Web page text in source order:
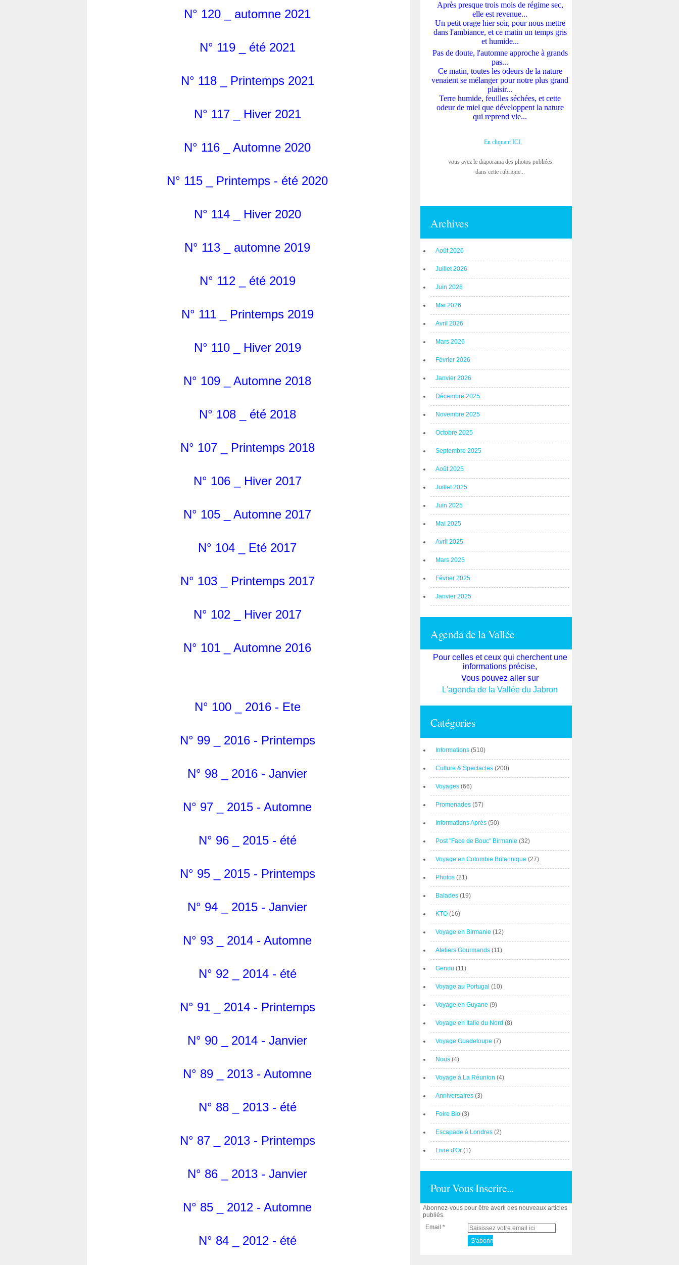
N° 120 _ automne 2021
N° 119 _ été 2021
N° 118 _ Printemps 2021
N° 117 _ Hiver 2021
N° 116 _ Automne 2020
N° 115 _ Printemps - été 2020
N° 114 _ Hiver 2020
N° 113 _ automne 2019
N° 112 _ été 2019
N° 111 _ Printemps 2019
N° 110 _ Hiver 2019
N° 109 _ Automne 2018
N° 108 _ été 2018
N° 107 _ Printemps 2018
N° 106 _ Hiver 2017
N° 105 _ Automne 2017
N° 104 _ Eté 2017
N° 103 _ Printemps 2017
N° 102 _ Hiver 2017
N° 101 _ Automne 2016
N° 100 _ 2016 - Ete
N° 99 _ 2016 - Printemps
N° 98 _ 2016 - Janvier
N° 97 _ 2015 - Automne
N° 96 _ 2015 - été
N° 95 _ 2015 - Printemps
N° 94 _ 2015 - Janvier
N° 93 _ 2014 - Automne
N° 92 _ 2014 - été
N° 91 _ 2014 - Printemps
N° 90 _ 2014 - Janvier
N° 89 _ 2013 - Automne
N° 88 _ 2013 - été
N° 87 _ 2013 - Printemps
N° 86 _ 2013 - Janvier
N° 85 _ 2012 - Automne
N° 84 _ 2012 - été
Après presque trois mois de régime sec,
elle est revenue...
Un petit orage hier soir, pour nous mettre
dans l'ambiance, et ce matin un temps gris
et humide...
Pas de doute, l'automne approche à grands
pas...
Ce matin, toutes les odeurs de la nature
venaient se mélanger pour notre plus grand
plaisir...
Terre humide, feuilles séchées, et cette
odeur de miel que développent la nature
qui reprend vie...
En cliquant ICI,
vous avez le diaporama des photos publiées
dans cette rubrique...
Archives
Août 2026
Juillet 2026
Juin 2026
Mai 2026
Avril 2026
Mars 2026
Février 2026
Janvier 2026
Décembre 2025
Novembre 2025
Octobre 2025
Septembre 2025
Août 2025
Juillet 2025
Juin 2025
Mai 2025
Avril 2025
Mars 2025
Février 2025
Janvier 2025
Agenda de la Vallée
Pour celles et ceux qui cherchent une
informations précise,
Vous pouvez aller sur
L'agenda de la Vallée du Jabron
Catégories
Informations (510)
Culture & Spectacles (200)
Voyages (66)
Promenades (57)
Informations Après (50)
Post "Face de Bouc" Birmanie (32)
Voyage en Colombie Britannique (27)
Photos (21)
Balades (19)
KTO (16)
Voyage en Birmanie (12)
Ateliers Gourmands (11)
Genou (11)
Voyage au Portugal (10)
Voyage en Guyane (9)
Voyage en Italie du Nord (8)
Voyage Guadeloupe (7)
Nous (4)
Voyage à La Réunion (4)
Anniversaires (3)
Foire Bio (3)
Escapade à Londres (2)
Livre d'Or (1)
Pour Vous Inscrire...
Abonnez-vous pour être averti des nouveaux articles
publiés.
Email